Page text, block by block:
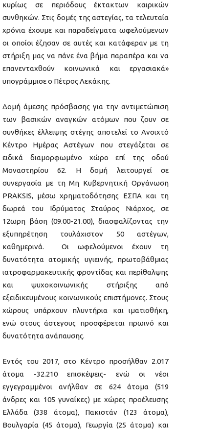
κυρίως σε περιόδους έκτακτων καιρικών
συνθηκών. Στις δομές της αστεγίας, τα τελευταία
χρόνια έχουμε και παραδείγματα ωφελούμενων
οι οποίοι έζησαν σε αυτές και κατάφεραν με τη
στήριξη μας να πάνε ένα βήμα παραπέρα και να
επανενταχθούν κοινωνικά και εργασιακά»
υπογράμμισε ο Πέτρος Λεκάκης.
Δομή άμεσης πρόσβασης για την αντιμετώπιση
των βασικών αναγκών ατόμων που ζουν σε
συνθήκες έλλειψης στέγης αποτελεί το Ανοιχτό
Κέντρο Ημέρας Αστέγων που στεγάζεται σε
ειδικά διαμορφωμένο χώρο επί της οδού
Μοναστηρίου 62. Η δομή λειτουργεί σε
συνεργασία με τη Μη Κυβερνητική Οργάνωση
PRAKSIS, μέσω χρηματοδότησης ΕΣΠΑ και τη
δωρεά του Ιδρύματος Σταύρος Νιάρχος, σε
12ωρη βάση (09.00-21.00), διασφαλίζοντας την
εξυπηρέτηση τουλάχιστον 50 αστέγων,
καθημερινά. Οι ωφελούμενοι έχουν τη
δυνατότητα ατομικής υγιεινής, πρωτοβάθμιας
ιατροφαρμακευτικής φροντίδας και περίθαλψης
και ψυχοκοινωνικής στήριξης από
εξειδικευμένους κοινωνικούς επιστήμονες. Στους
χώρους υπάρχουν πλυντήρια και ιματιοθήκη,
ενώ στους άστεγους προσφέρεται πρωινό και
δυνατότητα ανάπαυσης.
Εντός του 2017, στο Κέντρο προσήλθαν 2.017
άτομα -32.210 επισκέψεις- ενώ οι νέοι
εγγεγραμμένοι ανήλθαν σε 624 άτομα (519
άνδρες και 105 γυναίκες) με χώρες προέλευσης
Ελλάδα (338 άτομα), Πακιστάν (123 άτομα),
Βουλγαρία (45 άτομα), Γεωργία (25 άτομα) και